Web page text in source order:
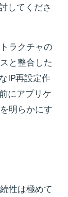
してくださ
ラクチャの
と整合した
IP再設定作
にアプリケ
明らかにす
性は極めて